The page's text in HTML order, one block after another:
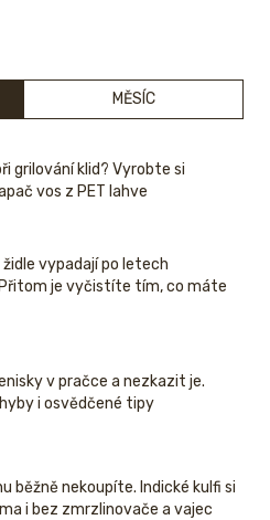
MĚSÍC
grilování klid? Vyrobte si
vos z PET lahve
vypadají po letech
je vyčistíte tím, co máte
v pračce a nezkazit je.
i osvědčené tipy
běžně nekoupíte. Indické kulfi si
i bez zmrzlinovače a vajec